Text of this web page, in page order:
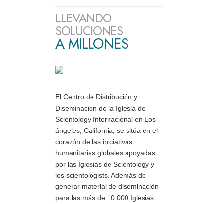
LLEVANDO
SOLUCIONES
A MILLONES
El Centro de Distribución y
Diseminación de la Iglesia de
Scientology Internacional en Los
ángeles, California, se sitúa en el
corazón de las iniciativas
humanitarias globales apoyadas
por las Iglesias de Scientology y
los scientologists. Además de
generar material de diseminación
para las más de 10.000 Iglesias